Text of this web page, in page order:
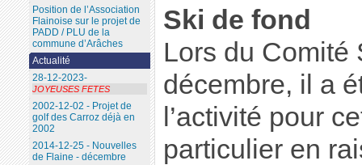
Ski de fond
Lors du Comité
décembre, il a
l’activité pour
particulier en
Position de l’Association
Flainoise sur le projet de
PADD / PLU de la
commune d’Arâches
Actualité
28-12-2023-
JOYEUSES FETES
2002-12-02 - Projet de
golf des Carroz déjà en
2002
2014-12-25 - Nouvelles
de Flaine - décembre